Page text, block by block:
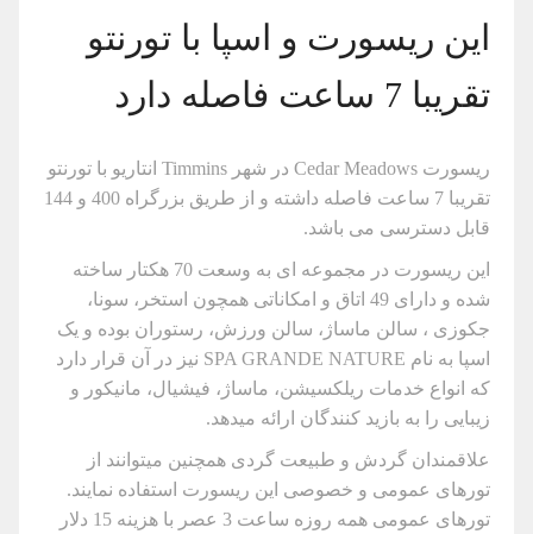
این ریسورت و اسپا با تورنتو
تقریبا 7 ساعت فاصله دارد
ریسورت Cedar Meadows در شهر Timmins انتاریو با تورنتو
تقریبا 7 ساعت فاصله داشته و از طریق بزرگراه 400 و 144
قابل دسترسی می باشد.
این ریسورت در مجموعه ای به وسعت 70 هکتار ساخته
شده و دارای 49 اتاق و امکاناتی همچون استخر، سونا،
جکوزی ، سالن ماساژ، سالن ورزش، رستوران بوده و یک
اسپا به نام SPA GRANDE NATURE نیز در آن قرار دارد
که انواع خدمات ریلکسیشن، ماساژ، فیشیال، مانیکور و
زیبایی را به بازید کنندگان ارائه میدهد.
علاقمندان گردش و طبیعت گردی همچنین میتوانند از
تورهای عمومی و خصوصی این ریسورت استفاده نمایند.
تورهای عمومی همه روزه ساعت 3 عصر با هزینه 15 دلار